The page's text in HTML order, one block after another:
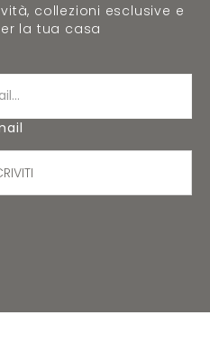
collezioni esclusive e
la tua casa